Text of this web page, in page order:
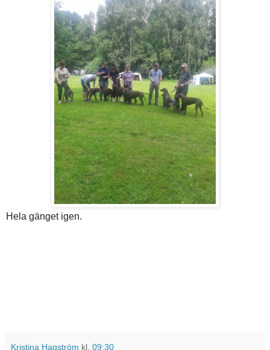
Hela gänget igen.
Kristina Hagström kl. 09:30